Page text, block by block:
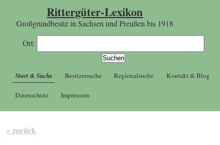
Rittergüter-Lexikon
Großgrundbesitz in Sachsen und Preußen bis 1918
Ort:
Start & Suche Besitzersuche Regionalsuche Kontakt & Blog
Datenschutz Impressum
« zurück